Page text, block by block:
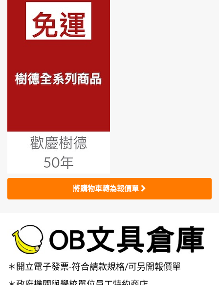
將購物車轉為報價單
＊開立電子發票-符合請款規格/可另開報價單